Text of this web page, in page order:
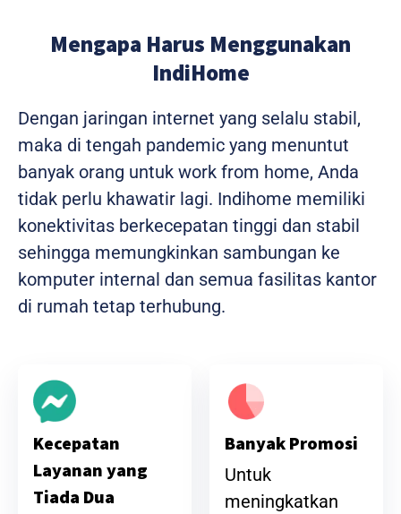
Mengapa Harus Menggunakan
IndiHome
Dengan jaringan internet yang selalu stabil,
maka di tengah pandemic yang menuntut
banyak orang untuk work from home, Anda
tidak perlu khawatir lagi. Indihome memiliki
konektivitas berkecepatan tinggi dan stabil
sehingga memungkinkan sambungan ke
komputer internal dan semua fasilitas kantor
di rumah tetap terhubung.
Kecepatan
Layanan yang
Tiada Dua
Banyak Promosi
Untuk
meningkatkan